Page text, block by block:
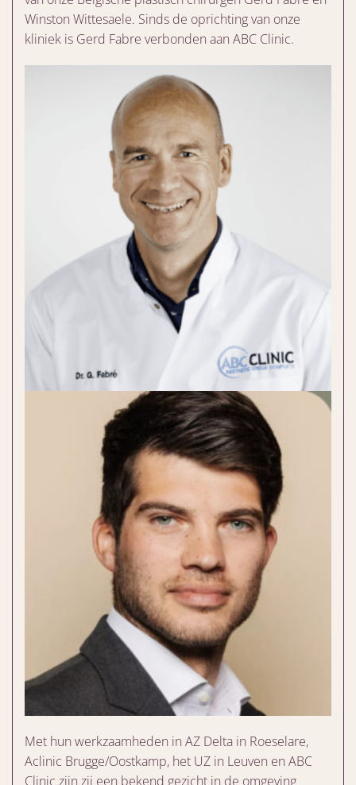
Winston Wittesaele. Sinds de oprichting van onze
kliniek is Gerd Fabre verbonden aan ABC Clinic.
Met hun werkzaamheden in AZ Delta in Roeselare,
Aclinic Brugge/Oostkamp, het UZ in Leuven en ABC
Clinic zijn zij een bekend gezicht in de omgeving